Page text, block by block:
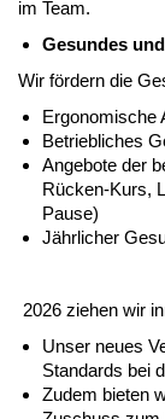
im Team.
Gesundes
Wir fördern die
Ergonomische
Betriebliches
Angebote der
Rücken-Kurs,
Pause)
Jährlicher
2026 ziehen wir
Unser neues
Standards bei
Zudem bieten